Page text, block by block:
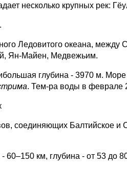
несколько крупных рек:
Ледовитого океана, между
Ян-Майен, Медвежьим.
глубина - 3970 м.
. Тем-ра воды в феврале
соединяющих Балтийское
60–150 км, глубина - от 53 до